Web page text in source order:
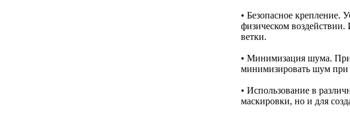
• Безопасное крепление.
физическом
ветки.
• Минимизация шума. При
минимизировать шум при
• Использование в
маскировки, но и для